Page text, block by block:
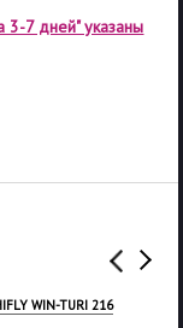
3-7 дней" указаны
WIN-TURI 216